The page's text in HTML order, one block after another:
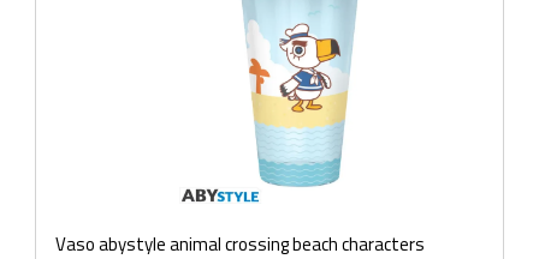
Vaso abystyle animal crossing beach characters